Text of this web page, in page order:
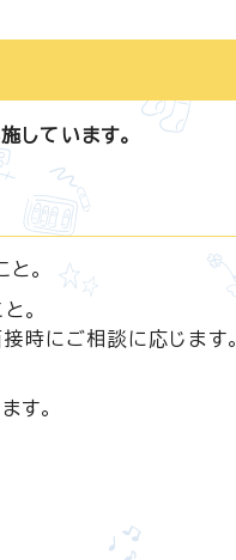
しています。
。
。
時にご相談に応じます。
す。